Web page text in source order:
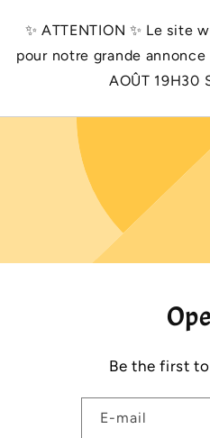
✨️ ATTENTION ✨️ Le site
pour notre grande annonce
AOÛT 19H30
Be the first
E-mail